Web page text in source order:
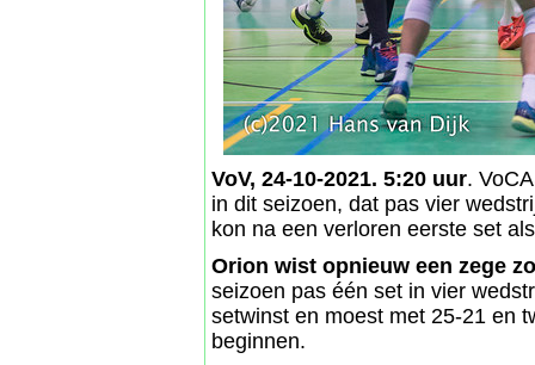
VoV, 24-10-2021. 5:20 uur.
in dit seizoen, dat pas vier
kon na een verloren eerste set
Orion wist opnieuw een zege
seizoen pas één set in vier
setwinst en moest met 25-21 en
beginnen.